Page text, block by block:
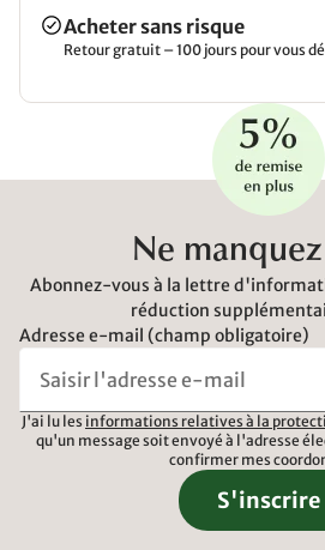
Acheter sans risque
Retour gratuit – 100 jours pour vous
Ne
Abonnez-vous à la lettre
réduction
Adresse e-mail (champ obligatoire)
J'ai lu les informations relatives à la
qu'un message soit envoyé à l'adresse
confirmer mes
S'inscrire